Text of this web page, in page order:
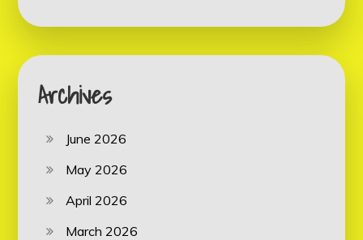
Archives
June 2026
May 2026
April 2026
March 2026